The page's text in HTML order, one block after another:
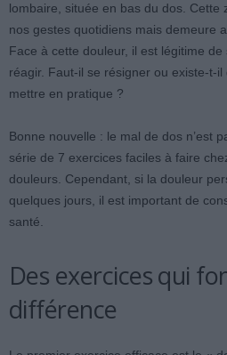
lombaire, située en bas du dos. Cette
nos gestes quotidiens mais demeure
Face à cette douleur, il est légitime
réagir. Faut-il se résigner ou existe-t-
mettre en pratique ?
Bonne nouvelle : le mal de dos n’est
série de 7 exercices faciles à faire
douleurs. Cependant, si la douleur
quelques jours, il est important de
santé.
Des exercices qui
différence